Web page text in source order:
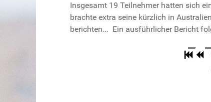
Insgesamt 19 Teilnehmer hatten sich
brachte extra seine kürzlich in
berichten... Ein ausführlicher Bericht